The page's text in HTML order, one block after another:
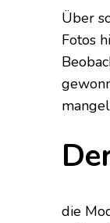
Über
Fotos
die